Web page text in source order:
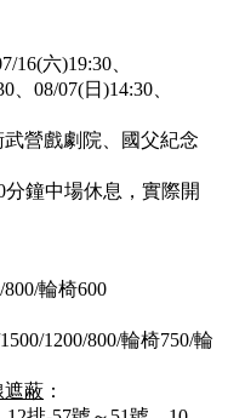
16(六)19:30、
、08/07(日)14:30、
武營戲劇院、國父紀念
分鐘中場休息，實際開
輪椅600
1200/800/輪椅750/輪
遮蔽 ：